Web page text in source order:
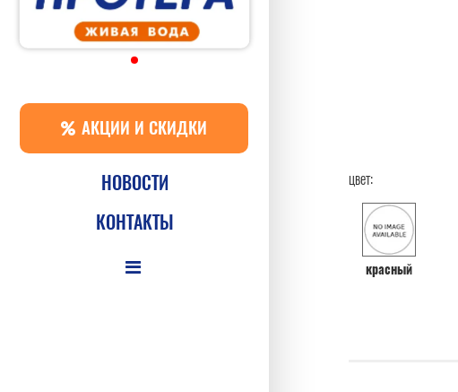
АКЦИИ И СКИДКИ
НОВОСТИ
КОНТАКТЫ
цвет:
красный